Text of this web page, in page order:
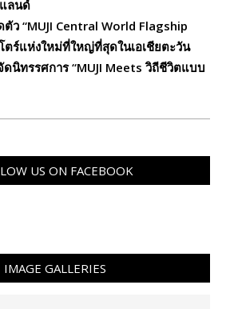
ลนด์
ตัว “MUJI Central World Flagship
ร์แห่งใหม่ที่ใหญ่ที่สุดในเอเชียตะวัน
ดนิทรรศการ “MUJI Meets วิถีชีวิตแบบ
US ON FACEBOOK
IMAGE GALLERIES